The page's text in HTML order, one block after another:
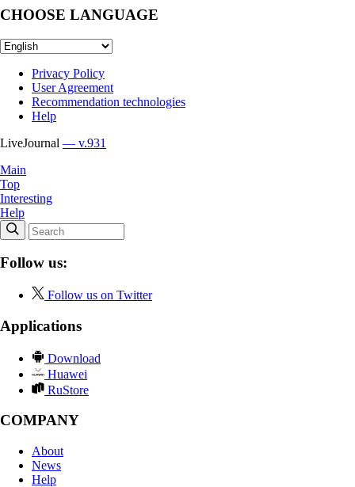
CHOOSE LANGUAGE
Privacy Policy
User Agreement
Recommendation technologies
Help
LiveJournal — v.931
Main
Top
Interesting
Help
Follow us:
Follow us on Twitter
Applications
Download
Huawei
RuStore
COMPANY
About
News
Help